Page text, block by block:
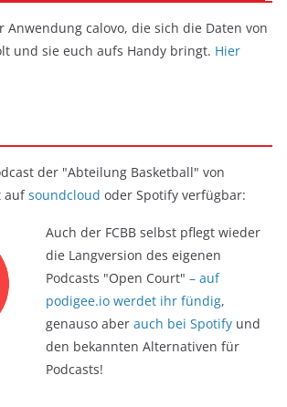
Anwendung calovo, die sich die Daten von
und sie euch aufs Handy bringt. Hier
der "Abteilung Basketball" von
aufsoundcloud oder Spotify verfügbar:
Auch der FCBB selbst pflegt wieder
die Langversion des eigenen
Podcasts "Open Court" – auf
podigee.io werdet ihr fündig,
genauso aber auch bei Spotify und
den bekannten Alternativen für
Podcasts!